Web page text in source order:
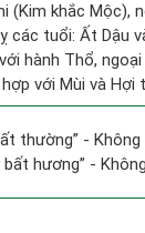
(Kim khắc Mộc),
các tuổi: Ất Dậu
hành Thổ,
với Mùi và Hợi
thường” -
hương” -